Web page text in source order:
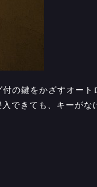
の鍵をかざすオート
できても、キーがな